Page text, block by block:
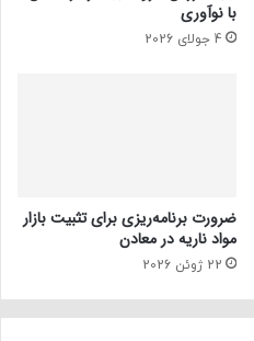
با نوآوری
4 جولای 2026
ضرورت برنامه‌ریزی برای تثبیت بازار
مواد ناریه در معادن
22 ژوئن 2026